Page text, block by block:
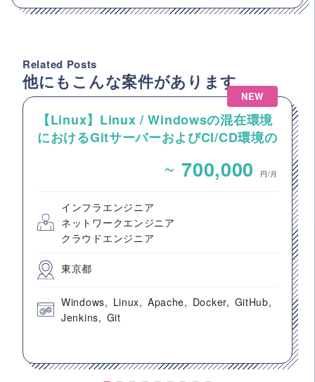
Related Posts
他にもこんな案件があります
NEW
【Linux】Linux / Windowsの混在環境
におけるGitサーバーおよびCI/CD環境の
~ 700,000 円/月
インフラエンジニア
ネットワークエンジニア
クラウドエンジニア
東京都
Windows Linux Apache Docker
GitHub
Jenkins
Git